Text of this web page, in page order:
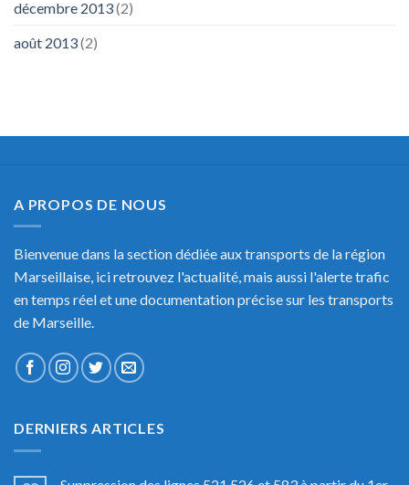
décembre 2013(2)
août 2013(2)
A PROPOS DE NOUS
Bienvenue dans la section dédiée aux transports de la région
Marseillaise, ici retrouvez l'actualité, mais aussi l'alerte trafic
en temps réel et une documentation précise sur les transports
de Marseille.
DERNIERS ARTICLES